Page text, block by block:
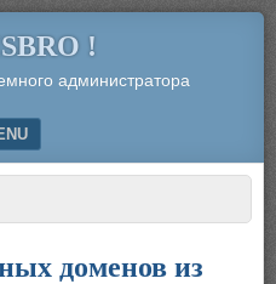
!
администратора
доменов из